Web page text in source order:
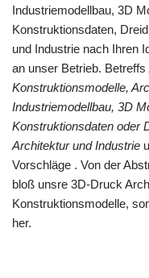
Industriemodellbau, 3D
Konstruktionsdaten,
und Industrie nach Ihren
an unser Betrieb. Betreffs
Konstruktionsmodelle,
Industriemodellbau, 3D
Konstruktionsdaten oder
Architektur und Industrie
Vorschläge . Von der
bloß unsre 3D-Druck
Konstruktionsmodelle,
her.